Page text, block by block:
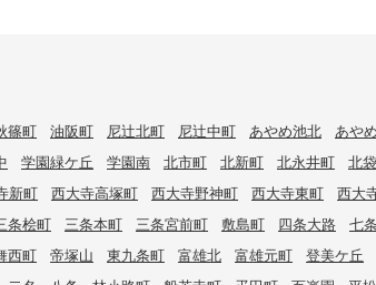
篠町 油阪町 尼辻北町 尼辻中町 あやめ池北 あや
学園緑ケ丘 学園南 北市町 北新町 北永井町 北
新町 西大寺高塚町 西大寺野神町 西大寺東町 西大
条桧町 三条本町 三条宮前町 敷島町 四条大路 七条
西町 帝塚山 東九条町 富雄北 富雄元町 登美ケ丘